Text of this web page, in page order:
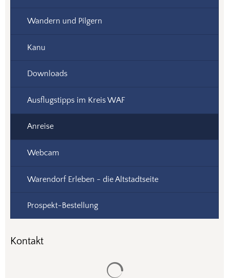
Wandern und Pilgern
Kanu
Downloads
Ausflugstipps im Kreis WAF
Anreise
Webcam
Warendorf Erleben - die Altstadtseite
Prospekt-Bestellung
Kontakt